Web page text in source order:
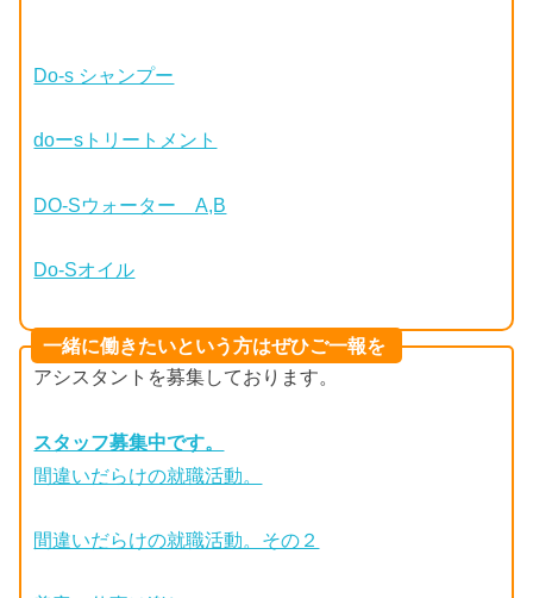
Do-s シャンプー
doーsトリートメント
DO-Sウォーター A,B
Do-Sオイル
一緒に働きたいという方はぜひご一報を
アシスタントを募集しております。
スタッフ募集中です。
間違いだらけの就職活動。
間違いだらけの就職活動。その２